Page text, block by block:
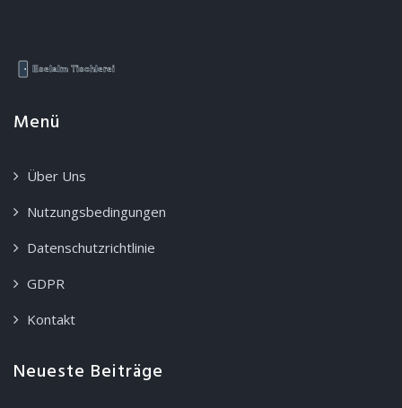
Menü
Über Uns
Nutzungsbedingungen
Datenschutzrichtlinie
GDPR
Kontakt
Neueste Beiträge